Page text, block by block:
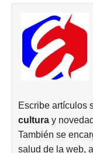
Escribe artículos
cultura y
También se
salud de la web,